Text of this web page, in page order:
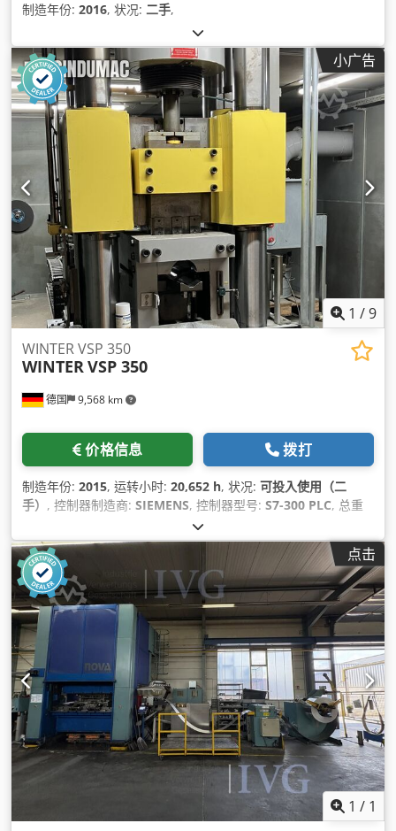
制造年份: 2016, 状况: 二手,
小广告
1 /9
德国 9,568 km
WINTER VSP 350
WINTER VSP 350
价格信息 拨打
制造年份: 2015, 运转小时: 20,652 h, 状况: 可投入使用（二
手） , 控制器制造商: SIEMENS, 控制器型号: S7-300 PLC, 总重
2,405 毫米
力:357 t, 桌面长度:1,290 毫米, 工作台宽度:1,200 毫米,
点击
1 / 1